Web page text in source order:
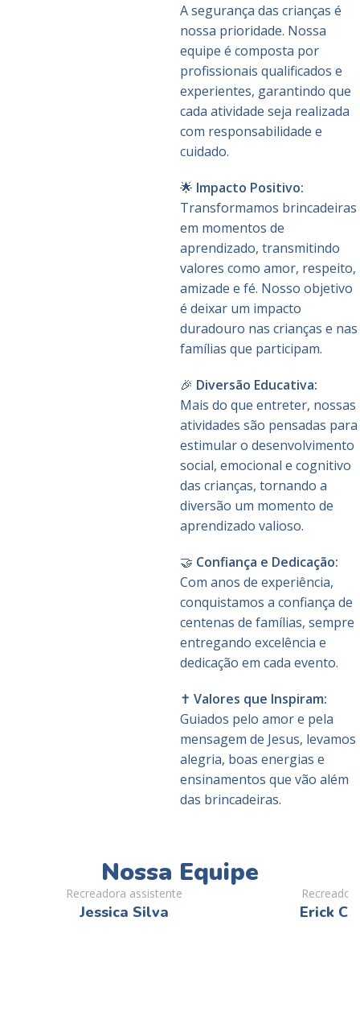
A segurança das crianças é
nossa prioridade. Nossa
equipe é composta por
profissionais qualificados e
experientes, garantindo que
cada atividade seja realizada
com responsabilidade e
cuidado.
🌟 Impacto Positivo:
Transformamos brincadeiras
em momentos de
aprendizado, transmitindo
valores como amor, respeito,
amizade e fé. Nosso objetivo
é deixar um impacto
duradouro nas crianças e nas
famílias que participam.
🎉 Diversão Educativa:
Mais do que entreter, nossas
atividades são pensadas para
estimular o desenvolvimento
social, emocional e cognitivo
das crianças, tornando a
diversão um momento de
aprendizado valioso.
🤝 Confiança e Dedicação:
Com anos de experiência,
conquistamos a confiança de
centenas de famílias, sempre
entregando excelência e
dedicação em cada evento.
✝️ Valores que Inspiram:
Guiados pelo amor e pela
mensagem de Jesus, levamos
alegria, boas energias e
ensinamentos que vão além
das brincadeiras.
Nossa Equipe
Recreadora assistente
Jessica Silva
Recreador
Erick